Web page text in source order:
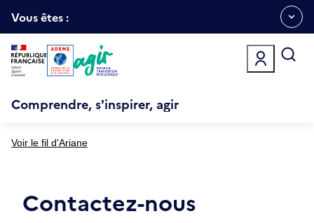
au
Ouvrir
le
menu
espace
Vous êtes :
Comprendre, s'inspirer, agir
Voir le fil d'Ariane
Contactez-nous